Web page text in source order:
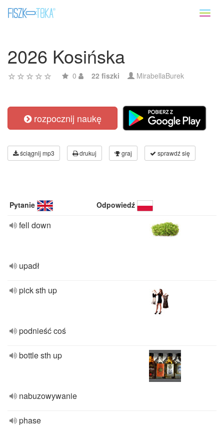
2026 Kosińska
0 22 fiszki MirabellaBurek
rozpocznij naukę
ściągnij mp3 drukuj graj sprawdź się
Pytanie Odpowiedź
fell down
upadł
pick sth up
podnieść coś
bottle sth up
nabuzowywanie
phase